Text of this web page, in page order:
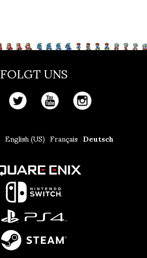
FOLGT UNS
English (US) Français Deutsch